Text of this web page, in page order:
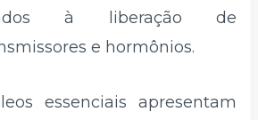
à liberação de
e hormônios.
essenciais apresentam